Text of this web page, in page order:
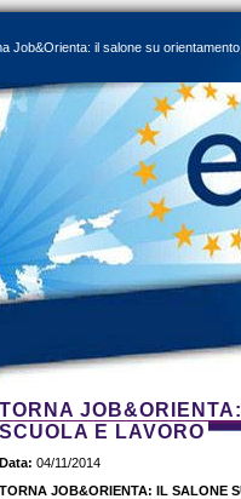
Job&Orienta: il salone su
TORNA
SCUOLA E LAVORO
Data: 04/11/2014
TORNA JOB&ORIENTA: IL SALONE